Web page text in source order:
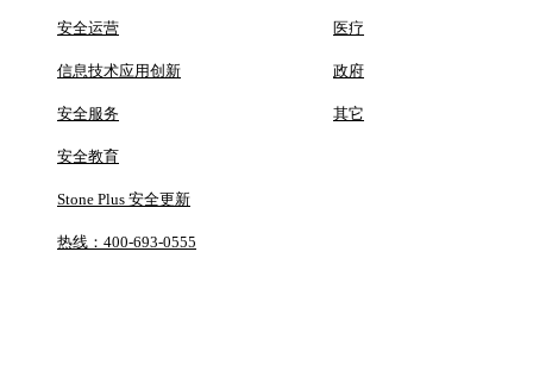
安全运营
信息技术应用创新
安全服务
安全教育
Stone Plus 安全更新
热线：400-693-0555
医疗
政府
其它